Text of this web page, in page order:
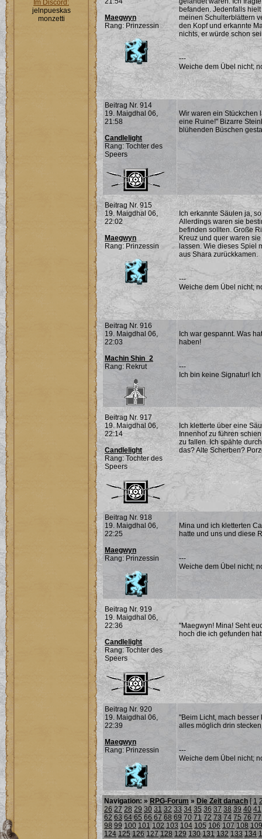
Im Discord:
jelnpueskas
monzetti
Maegwyn
Rang: Prinzessin
befanden. Jedenfalls
meinen Schulterblättern
den Kopf und erkannte
nichts, er würde schon
---
Weiche dem Übel nicht;
Beitrag Nr. 914
19. Maigdhal 06,
21:58
Candlelight
Rang: Tochter des
Speers
Wir waren ein Stückchen
eine Ruine!" Bizarre
blühenden Büschen
Beitrag Nr. 915
19. Maigdhal 06,
22:02
Maegwyn
Rang: Prinzessin
Ich erkannte Säulen ja,
Allerdings waren sie
befinden sollten. Große
Kreuz und quer waren
lassen. Wie dieses Spiel
aus Shara zurückkamen.
---
Weiche dem Übel nicht;
Beitrag Nr. 916
19. Maigdhal 06,
22:03
Machin Shin_2
Rang: Rekrut
Ich war gespannt. Was
haben!
---
Ich bin keine Signatur!
Beitrag Nr. 917
19. Maigdhal 06,
22:14
Candlelight
Rang: Tochter des
Speers
Ich kletterte über eine
Innenhof zu führen
zu fallen. Ich spähte
das? Alte Scherben?
Beitrag Nr. 918
19. Maigdhal 06,
22:25
Maegwyn
Rang: Prinzessin
Mina und ich kletterten
hatte und uns und diese
---
Weiche dem Übel nicht;
Beitrag Nr. 919
19. Maigdhal 06,
22:36
Candlelight
Rang: Tochter des
Speers
"Maegwyn! Mina! Seht
hoch die ich gefunden
Beitrag Nr. 920
19. Maigdhal 06,
22:39
Maegwyn
Rang: Prinzessin
"Beim Licht, mach
alles möglich drin
---
Weiche dem Übel nicht;
Navigation: » RPG-Forum » Die Zeit danach [1
26 27 28 29 30 31 32 33 34 35 36 37 38 39 40 41
62 63 64 65 66 67 68 69 70 71 72 73 74 75 76 77
98 99 100 101 102 103 104 105 106 107 108 109
124 125 126 127 128 129 130 131 132 133 134